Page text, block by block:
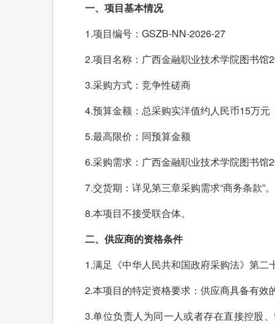
一、项目基本情况
1.项目编号：GSZB-NN-2026-27
2.项目名称：广西金融职业技术学院图书馆
3.采购方式：竞争性磋商
4.预算金额：总采购实洋值约人民币15万元
5.最高限价：同预算金额
6.采购需求：广西金融职业技术学院图书馆
7.交货期：详见第三章采购需求“商务条款”。
8.本项目不接受联合体。
二、供应商的资格条件
1.满足《中华人民共和国政府采购法》第二
2.本项目的特定资格要求：供应商具备有效
3.单位负责人为同一人或者存在直接控股